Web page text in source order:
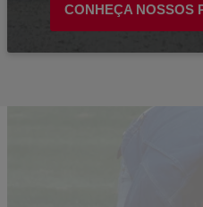
CONHEÇA NOSSOS